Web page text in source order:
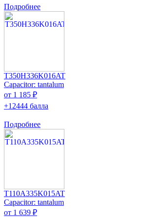
Подробнее
T350H336K016AT
Capacitor: tantalum
от 1 185 ₽
+12444 балла
Подробнее
T110A335K015AT
Capacitor: tantalum
от 1 639 ₽